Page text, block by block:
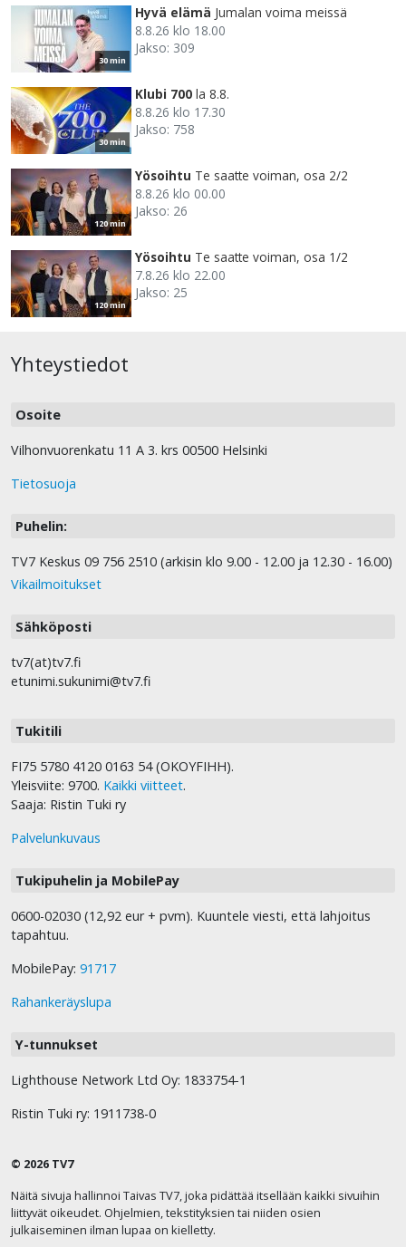
30 min
Hyvä elämä Jumalan voima meissä
8.8.26 klo 18.00
Jakso: 309
30 min
Klubi 700 la 8.8.
8.8.26 klo 17.30
Jakso: 758
120 min
Yösoihtu Te saatte voiman, osa 2/2
8.8.26 klo 00.00
Jakso: 26
120 min
Yösoihtu Te saatte voiman, osa 1/2
7.8.26 klo 22.00
Jakso: 25
Yhteystiedot
Osoite
Vilhonvuorenkatu 11 A 3. krs 00500 Helsinki
Tietosuoja
Puhelin:
TV7 Keskus 09 756 2510 (arkisin klo 9.00 - 12.00 ja 12.30 - 16.00)
Vikailmoitukset
Sähköposti
tv7(at)tv7.fi
etunimi.sukunimi@tv7.fi
Tukitili
FI75 5780 4120 0163 54 (OKOYFIHH).
Yleisviite: 9700. Kaikki viitteet.
Saaja: Ristin Tuki ry
Palvelunkuvaus
Tukipuhelin ja MobilePay
0600-02030 (12,92 eur + pvm). Kuuntele viesti, että lahjoitus
tapahtuu.
MobilePay: 91717
Rahankeräyslupa
Y-tunnukset
Lighthouse Network Ltd Oy: 1833754-1
Ristin Tuki ry: 1911738-0
© 2026 TV7
Näitä sivuja hallinnoi Taivas TV7, joka pidättää itsellään kaikki sivuihin
liittyvät oikeudet. Ohjelmien, tekstityksien tai niiden osien
julkaiseminen ilman lupaa on kielletty.